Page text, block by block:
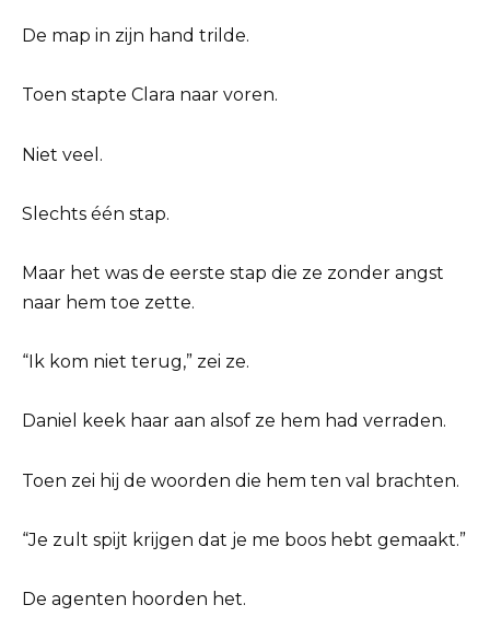
De map in zijn hand trilde.
Toen stapte Clara naar voren.
Niet veel.
Slechts één stap.
Maar het was de eerste stap die ze zonder angst
naar hem toe zette.
“Ik kom niet terug,” zei ze.
Daniel keek haar aan alsof ze hem had verraden.
Toen zei hij de woorden die hem ten val brachten.
“Je zult spijt krijgen dat je me boos hebt gemaakt.”
De agenten hoorden het.